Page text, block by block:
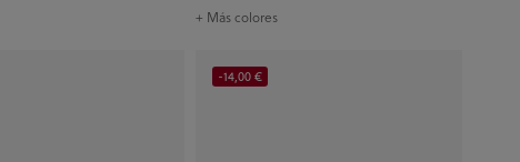
+ Más colores
-14,00 €